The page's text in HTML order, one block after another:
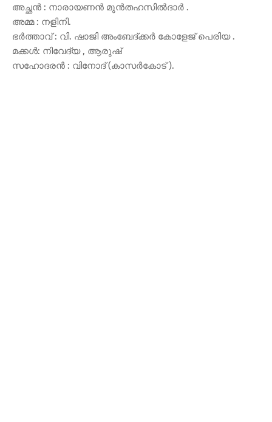
അച്ഛൻ : നാരായണൻ മുൻതഹസിൽദാർ .
അമ്മ : നളിനി.
ഭർത്താവ് : വി. ഷാജി അംബേദ്ക്കർ കോളേജ് പെരിയ .
മക്കൾ: നിവേദ്യ , ആരുഷ്
സഹോദരൻ : വിനോദ് (കാസർകോട് ).